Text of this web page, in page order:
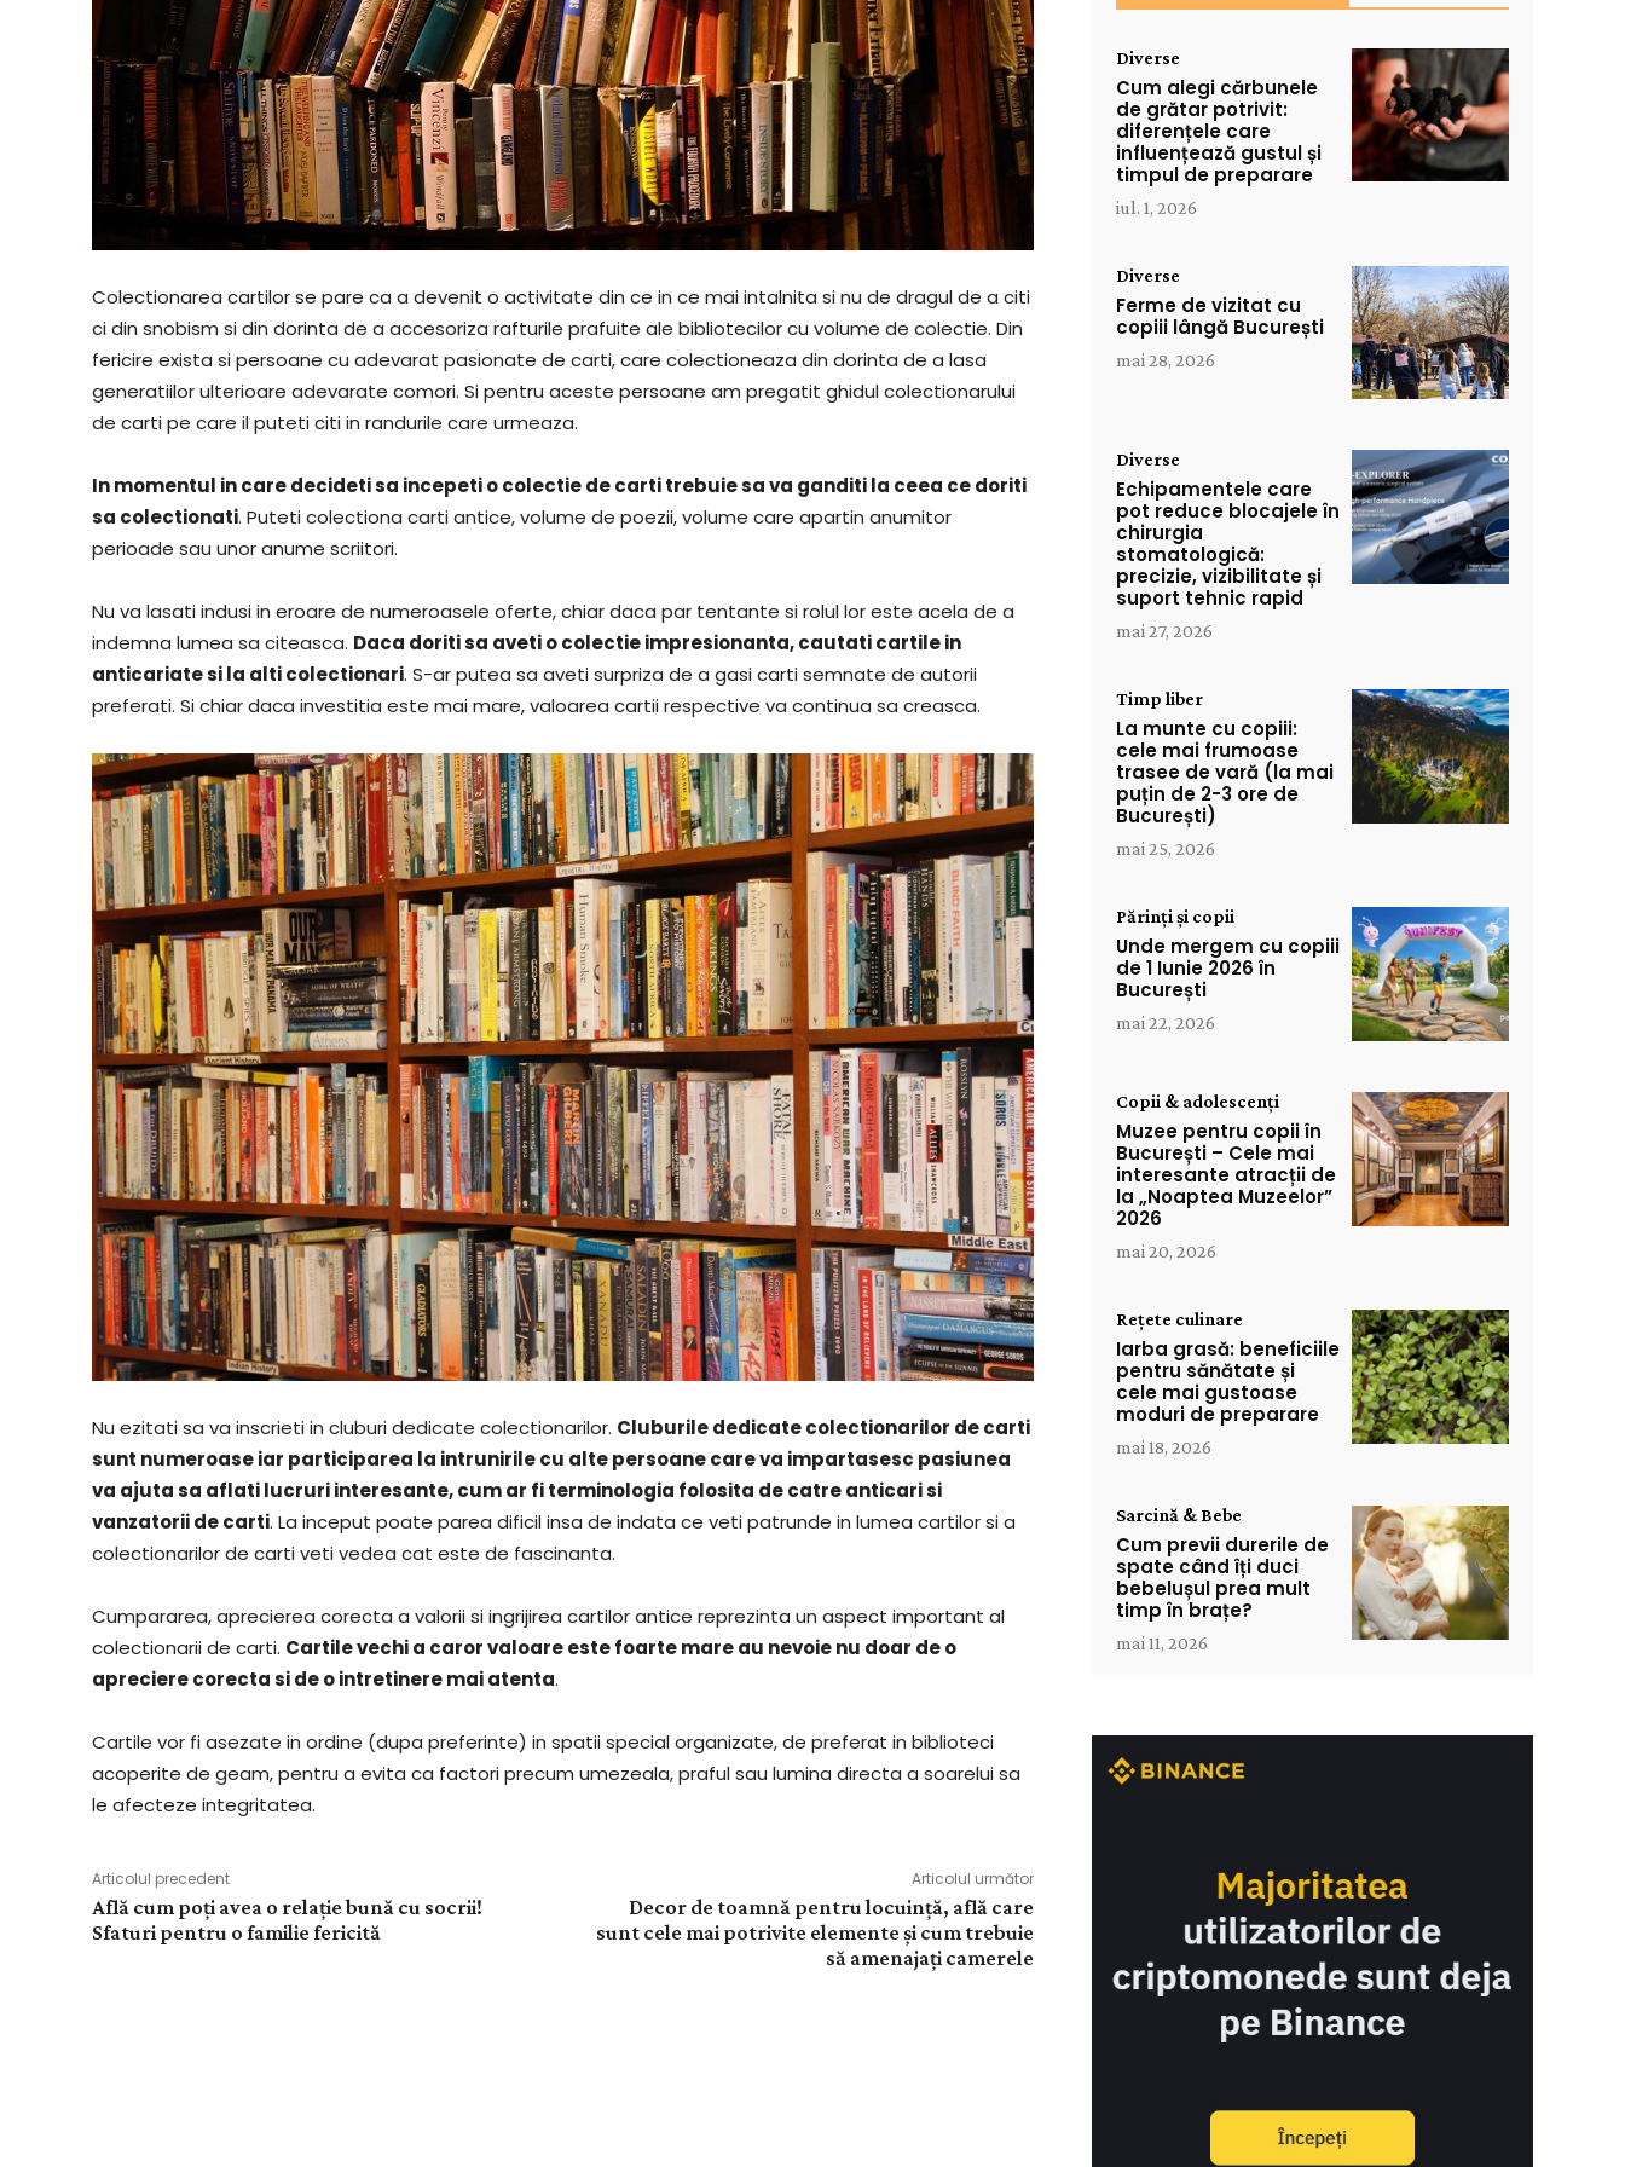
Colectionarea cartilor se pare ca a devenit o activitate din ce in ce mai intalnita si nu de dragul de a citi
ci din snobism si din dorinta de a accesoriza rafturile prafuite ale bibliotecilor cu volume de colectie. Din
fericire exista si persoane cu adevarat pasionate de carti, care colectioneaza din dorinta de a lasa
generatiilor ulterioare adevarate comori. Si pentru aceste persoane am pregatit ghidul colectionarului
de carti pe care il puteti citi in randurile care urmeaza.
In momentul in care decideti sa incepeti o colectie de carti trebuie sa va ganditi la ceea ce doriti
sa colectionati. Puteti colectiona carti antice, volume de poezii, volume care apartin anumitor
perioade sau unor anume scriitori.
Nu va lasati indusi in eroare de numeroasele oferte, chiar daca par tentante si rolul lor este acela de a
indemna lumea sa citeasca. Daca doriti sa aveti o colectie impresionanta, cautati cartile in
anticariate si la alti colectionari. S-ar putea sa aveti surpriza de a gasi carti semnate de autorii
preferati. Si chiar daca investitia este mai mare, valoarea cartii respective va continua sa creasca.
Nu ezitati sa va inscrieti in cluburi dedicate colectionarilor. Cluburile dedicate colectionarilor de carti
sunt numeroase iar participarea la intrunirile cu alte persoane care va impartasesc pasiunea
va ajuta sa aflati lucruri interesante, cum ar fi terminologia folosita de catre anticari si
vanzatorii de carti. La inceput poate parea dificil insa de indata ce veti patrunde in lumea cartilor si a
colectionarilor de carti veti vedea cat este de fascinanta.
Cumpararea, aprecierea corecta a valorii si ingrijirea cartilor antice reprezinta un aspect important al
colectionarii de carti. Cartile vechi a caror valoare este foarte mare au nevoie nu doar de o
apreciere corecta si de o intretinere mai atenta.
Cartile vor fi asezate in ordine (dupa preferinte) in spatii special organizate, de preferat in biblioteci
acoperite de geam, pentru a evita ca factori precum umezeala, praful sau lumina directa a soarelui sa
le afecteze integritatea.
Articolul precedent
Află cum poți avea o relație bună cu socrii!
Sfaturi pentru o familie fericită
Articolul următor
Decor de toamnă pentru locuință, află care
sunt cele mai potrivite elemente și cum trebuie
să amenajați camerele
Diverse
Cum alegi cărbunele
de grătar potrivit:
diferențele care
influențează gustul și
timpul de preparare
iul. 1, 2026
Diverse
Ferme de vizitat cu
copiii lângă București
mai 28, 2026
Diverse
Echipamentele care
pot reduce blocajele în
chirurgia
stomatologică:
precizie, vizibilitate și
suport tehnic rapid
mai 27, 2026
Timp liber
La munte cu copiii:
cele mai frumoase
trasee de vară (la mai
puțin de 2-3 ore de
București)
mai 25, 2026
Părinți și copii
Unde mergem cu copiii
de 1 Iunie 2026 în
București
mai 22, 2026
Copii & adolescenți
Muzee pentru copii în
București – Cele mai
interesante atracții de
la „Noaptea Muzeelor”
2026
mai 20, 2026
Rețete culinare
Iarba grasă: beneficiile
pentru sănătate și
cele mai gustoase
moduri de preparare
mai 18, 2026
Sarcină & Bebe
Cum previi durerile de
spate când îți duci
bebelușul prea mult
timp în brațe?
mai 11, 2026